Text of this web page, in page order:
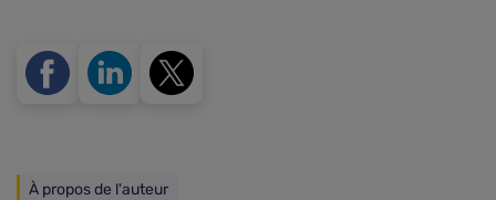
À propos de l'auteur